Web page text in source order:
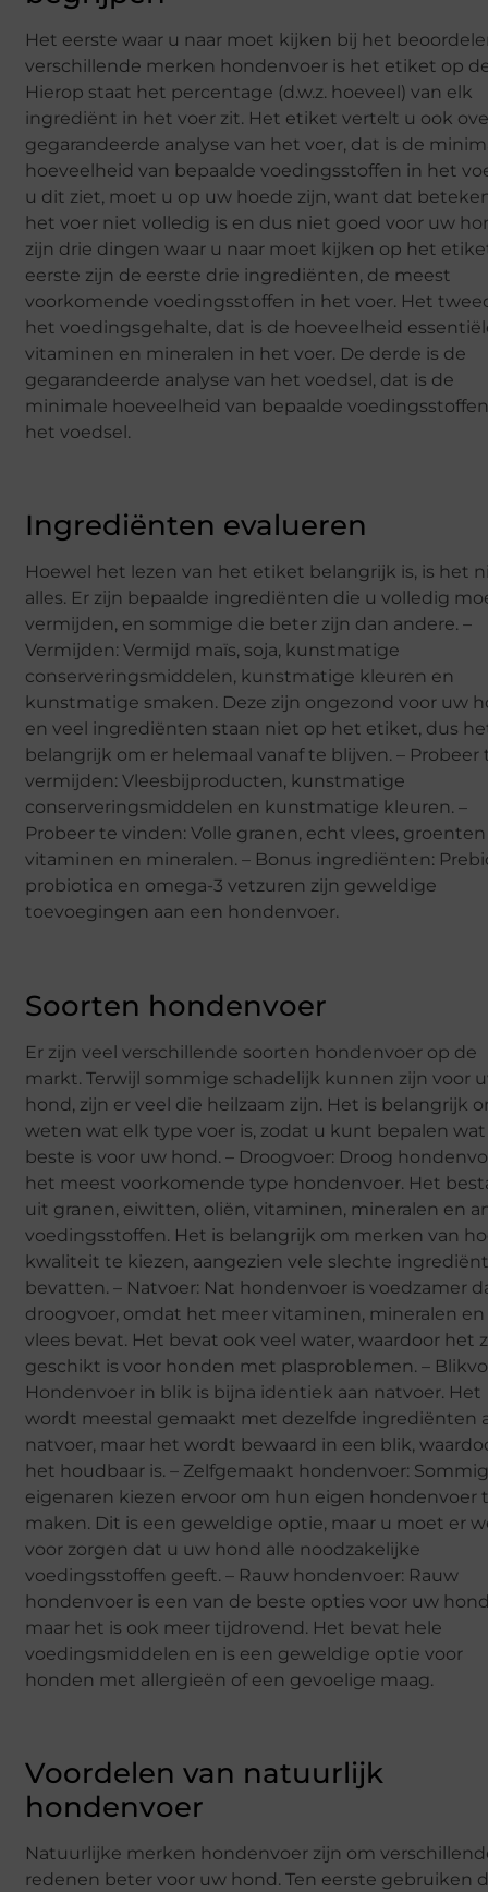
Het eerste waar u naar moet kijken bij het
verschillende merken hondenvoer is het etiket op
Hierop staat het percentage (d.w.z. hoeveel) van elk
ingrediënt in het voer zit. Het etiket vertelt u ook
gegarandeerde analyse van het voer, dat is de
hoeveelheid van bepaalde voedingsstoffen in het
u dit ziet, moet u op uw hoede zijn, want dat
het voer niet volledig is en dus niet goed voor uw
zijn drie dingen waar u naar moet kijken op het
eerste zijn de eerste drie ingrediënten, de meest
voorkomende voedingsstoffen in het voer. Het
het voedingsgehalte, dat is de hoeveelheid
vitaminen en mineralen in het voer. De derde is de
gegarandeerde analyse van het voedsel, dat is de
minimale hoeveelheid van bepaalde
het voedsel.
Ingrediënten evalueren
Hoewel het lezen van het etiket belangrijk is, is het
alles. Er zijn bepaalde ingrediënten die u volledig
vermijden, en sommige die beter zijn dan andere. –
Vermijden: Vermijd maïs, soja, kunstmatige
conserveringsmiddelen, kunstmatige kleuren en
kunstmatige smaken. Deze zijn ongezond voor uw
en veel ingrediënten staan niet op het etiket, dus
belangrijk om er helemaal vanaf te blijven. – Probeer
vermijden: Vleesbijproducten, kunstmatige
conserveringsmiddelen en kunstmatige kleuren. –
Probeer te vinden: Volle granen, echt vlees,
vitaminen en mineralen. – Bonus ingrediënten:
probiotica en omega-3 vetzuren zijn geweldige
toevoegingen aan een hondenvoer.
Soorten hondenvoer
Er zijn veel verschillende soorten hondenvoer op de
markt. Terwijl sommige schadelijk kunnen zijn voor
hond, zijn er veel die heilzaam zijn. Het is belangrijk
weten wat elk type voer is, zodat u kunt bepalen
beste is voor uw hond. – Droogvoer: Droog
het meest voorkomende type hondenvoer. Het
uit granen, eiwitten, oliën, vitaminen, mineralen en
voedingsstoffen. Het is belangrijk om merken van
kwaliteit te kiezen, aangezien vele slechte
bevatten. – Natvoer: Nat hondenvoer is voedzamer
droogvoer, omdat het meer vitaminen, mineralen
vlees bevat. Het bevat ook veel water, waardoor het
geschikt is voor honden met plasproblemen. –
Hondenvoer in blik is bijna identiek aan natvoer. Het
wordt meestal gemaakt met dezelfde ingrediënten
natvoer, maar het wordt bewaard in een blik,
het houdbaar is. – Zelfgemaakt hondenvoer:
eigenaren kiezen ervoor om hun eigen hondenvoer
maken. Dit is een geweldige optie, maar u moet er
voor zorgen dat u uw hond alle noodzakelijke
voedingsstoffen geeft. – Rauw hondenvoer: Rauw
hondenvoer is een van de beste opties voor uw
maar het is ook meer tijdrovend. Het bevat hele
voedingsmiddelen en is een geweldige optie voor
honden met allergieën of een gevoelige maag.
Voordelen van natuurlijk
hondenvoer
Natuurlijke merken hondenvoer zijn om
redenen beter voor uw hond. Ten eerste gebruiken